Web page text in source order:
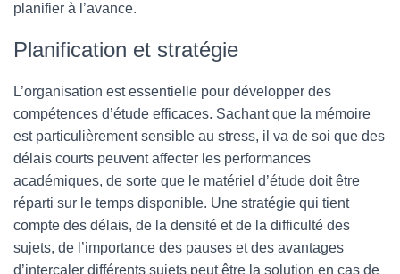
planifier à l’avance.
Planification et stratégie
L’organisation est essentielle pour développer des
compétences d’étude efficaces. Sachant que la mémoire
est particulièrement sensible au stress, il va de soi que des
délais courts peuvent affecter les performances
académiques, de sorte que le matériel d’étude doit être
réparti sur le temps disponible. Une stratégie qui tient
compte des délais, de la densité et de la difficulté des
sujets, de l’importance des pauses et des avantages
d’intercaler différents sujets peut être la solution en cas de